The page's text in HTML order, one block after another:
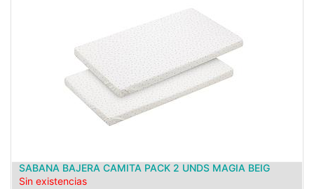
SABANA BAJERA CAMITA PACK 2 UNDS MAGIA BEIG
Sin existencias